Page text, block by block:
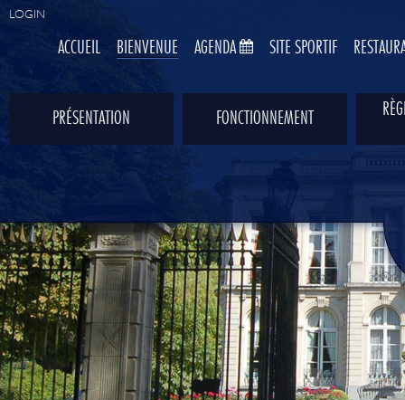
LOGIN
ACCUEIL BIENVENUE AGENDA SITE SPORTIF
PRÉSENTATION FONCTIONNEMENT